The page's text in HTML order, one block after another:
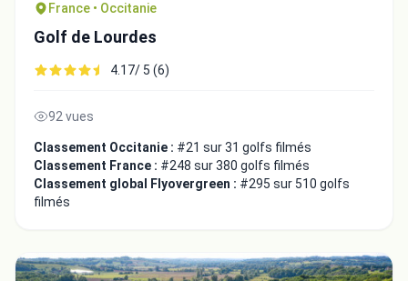
France • Occitanie
Golf de Lourdes
4.17/ 5 (6)
92 vues
Classement Occitanie : #21 sur 31 golfs filmés
Classement France : #248 sur 380 golfs filmés
Classement global Flyovergreen : #295 sur 510 golfs
filmés